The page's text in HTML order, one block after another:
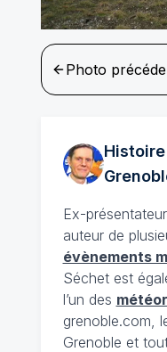
Photo
Ex-
auteur de
évènements
Séchet est
l’un des
grenoble.com,
Grenoble et